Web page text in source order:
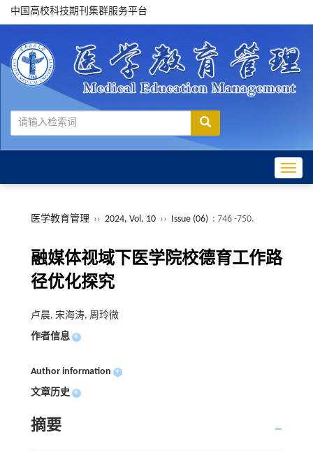
中国高校科技期刊集群服务平台
医学教育管理 ›› 2024, Vol. 10 ›› Issue (06) : 746 -750.
融媒体视域下医学院校德育工作路
径优化探究
卢晨, 宋海涛, 周玲微
作者信息 +
Author information +
文章历史 +
摘要